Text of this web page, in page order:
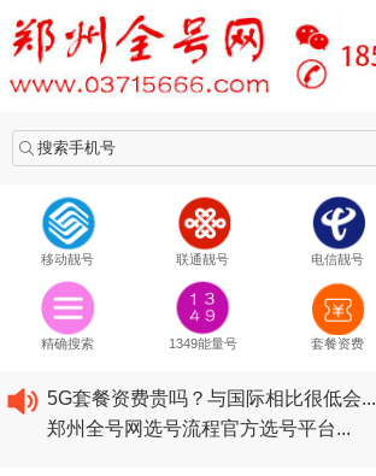
搜索手机号
移动靓号 联通靓号 电信靓号
精确搜索 1349能量号 套餐资费
2020​移动最新套餐资费...
2020​联通最新套餐资费...
5G套餐资费贵吗？与国际相比很低会...
郑州全号网选号流程官方选号平台...